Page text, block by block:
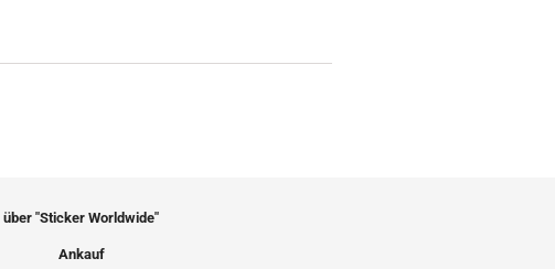
über "Sticker Worldwide"
Ankauf